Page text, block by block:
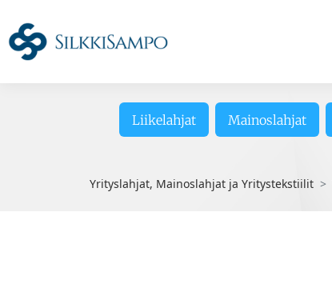
Liikelahjat Mainoslahjat
Yrityslahjat, Mainoslahjat ja Yritystekstiilit